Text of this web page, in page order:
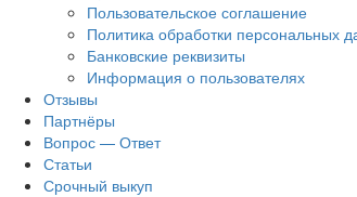
Пользовательское соглашение
Политика обработки персональных
Банковские реквизиты
Информация о пользователях
Отзывы
Партнёры
Вопрос — Ответ
Статьи
Срочный выкуп